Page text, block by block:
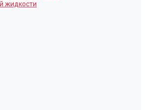
жидкости